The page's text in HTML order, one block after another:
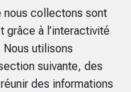
nous collectons sont
grâce à l’interactivité
utilisons
suivante, des
des informations